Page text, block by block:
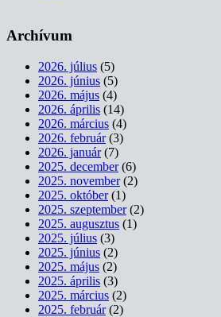
Archívum
2026. július (5)
2026. június (5)
2026. május (4)
2026. április (14)
2026. március (4)
2026. február(3)
2026. január(7)
2025. december(6)
2025. november(2)
2025. október(1)
2025. szeptember(2)
2025. augusztus (1)
2025. július (3)
2025. június (2)
2025. május (2)
2025. április (3)
2025. március (2)
2025. február(2)